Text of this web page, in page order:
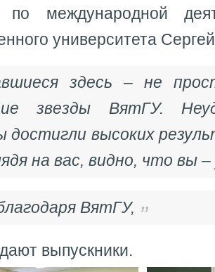
по международной
университета
здесь – не
звезды ВятГУ.
достигли высоких
на вас, видно, что вы
ВятГУ,
выпускники.